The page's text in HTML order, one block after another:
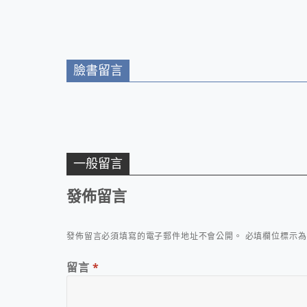
臉書留言
一般留言
發佈留言
發佈留言必須填寫的電子郵件地址不會公開。 必填欄位標示
留言 *